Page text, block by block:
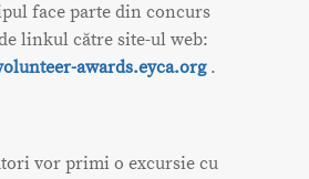
face parte din concurs
linkul către site-ul web:
awards.eyca.org.
vor primi o excursie cu